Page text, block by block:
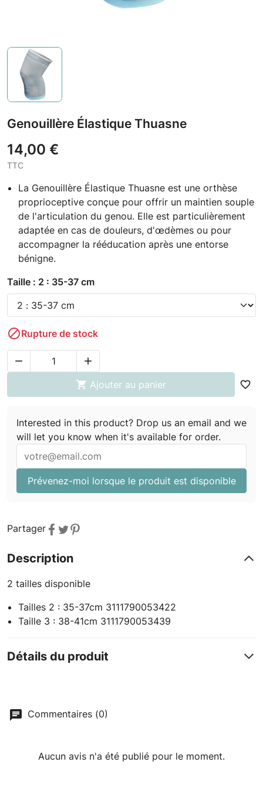
Genouillère Élastique Thuasne
14,00 €
TTC
La Genouillère Élastique Thuasne est une orthèse
proprioceptive conçue pour offrir un maintien souple
de l'articulation du genou. Elle est particulièrement
adaptée en cas de douleurs, d'œdèmes ou pour
accompagner la rééducation après une entorse
bénigne.
Taille : 2 : 35-37 cm
Rupture de stock


 Ajouter au panier favorite_border
Interested in this product? Drop us an email and we
will let you know when it's available for order.
Prévenez-moi lorsque le produit est disponible
Partager
Description
2 tailles disponible
Tailles 2 : 35-37cm 3111790053422
Taille 3 : 38-41cm 3111790053439
Détails du produit
Commentaires (0)
Aucun avis n'a été publié pour le moment.